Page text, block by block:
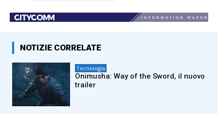
NOTIZIE CORRELATE
Tecnologia
Onimusha: Way of the Sword, il nuovo
trailer